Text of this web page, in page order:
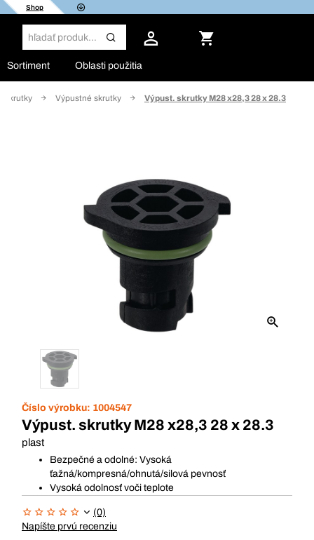
Shop
Sortiment Oblasti použitia
skrutky Výpustné skrutky Výpust. skrutky M28 x28,3 28 x 28.3
Číslo výrobku: 1004547
Výpust. skrutky M28 x28,3 28 x 28.3
plast
Bezpečné a odolné: Vysoká
ťažná/kompresná/ohnutá/silová pevnosť
Vysoká odolnosť voči teplote
(0)
Napíšte prvú recenziu